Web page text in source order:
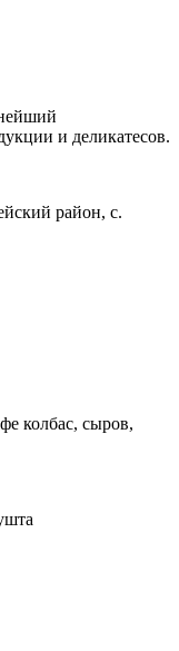
и деликатесов.
район, с.
колбас, сыров,